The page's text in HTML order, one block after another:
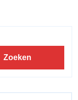
Zoeken